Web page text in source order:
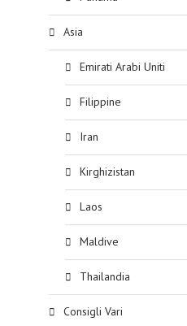
Asia
Emirati Arabi Uniti
Filippine
Iran
Kirghizistan
Laos
Maldive
Thailandia
Consigli Vari